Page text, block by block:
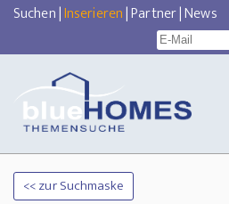
Suchen|Inserieren|Partner|News
<< zur Suchmaske